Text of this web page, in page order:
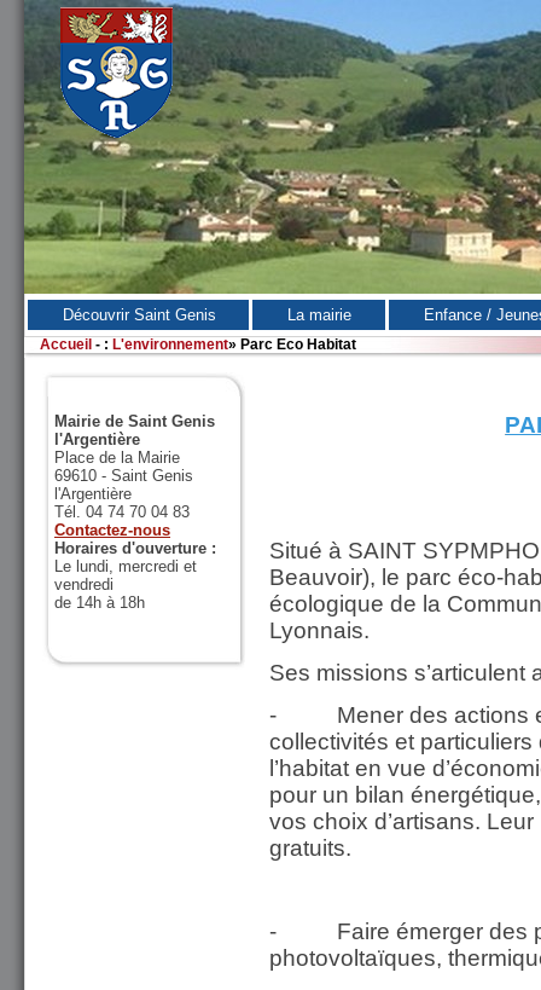
Découvrir Saint Genis La mairie Enfance /
Accueil - : L'environnement» Parc Eco Habitat
Mairie de Saint Genis
l'Argentière
Place de la Mairie
69610 - Saint Genis
l'Argentière
Tél. 04 74 70 04 83
Contactez-nous
Horaires d'ouverture :
Le lundi, mercredi et
vendredi
de 14h à 18h
Situé à SAINT
Beauvoir), le parc éco-
écologique de la
Lyonnais.
Ses missions s’articulent
- Mener des actions et
collectivités et
l’habitat en vue
pour un bilan
vos choix d’artisans.
gratuits.
- Faire émerger des
photovoltaïques,